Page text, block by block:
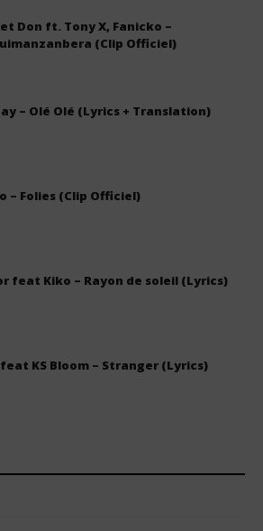
Don ft. Tony X, Fanicko –
(Clip Officiel)
– Olé Olé (Lyrics + Translation)
– Folies (Clip Officiel)
feat Kiko – Rayon de soleil (Lyrics)
KS Bloom – Stranger (Lyrics)